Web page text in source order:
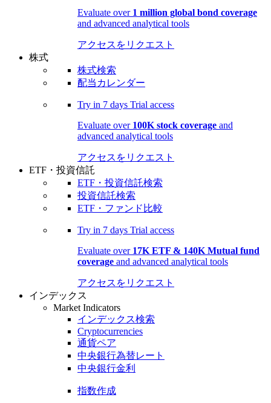
Evaluate over 1 million global bond coverage
and advanced analytical tools
アクセスをリクエスト
株式
株式検索
配当カレンダー
Try in 7 days Trial access
Evaluate over 100K stock coverage and
advanced analytical tools
アクセスをリクエスト
ETF・投資信託
ETF・投資信託検索
投資信託検索
ETF・ファンド比較
Try in 7 days Trial access
Evaluate over 17K ETF & 140K Mutual fund
coverage and advanced analytical tools
アクセスをリクエスト
インデックス
Market Indicators
インデックス検索
Cryptocurrencies
通貨ペア
中央銀行為替レート
中央銀行金利
指数作成